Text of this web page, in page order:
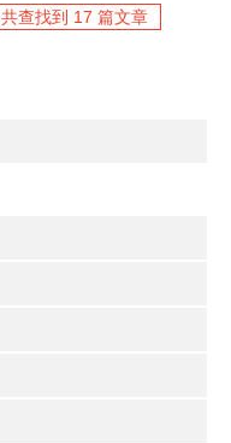
共查找到 17 篇文章